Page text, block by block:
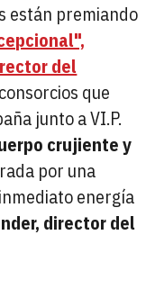
están premiando
del
que
junto a VI.P.
crujiente y
por una
energía
director del